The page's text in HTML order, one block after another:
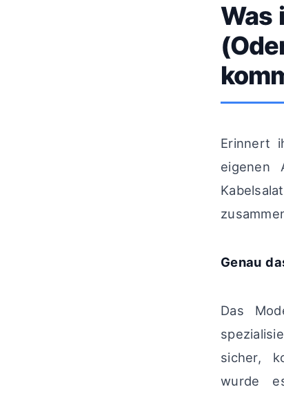
Was
Erinnert
eigenen
Genau
Das
sicher,
wurde